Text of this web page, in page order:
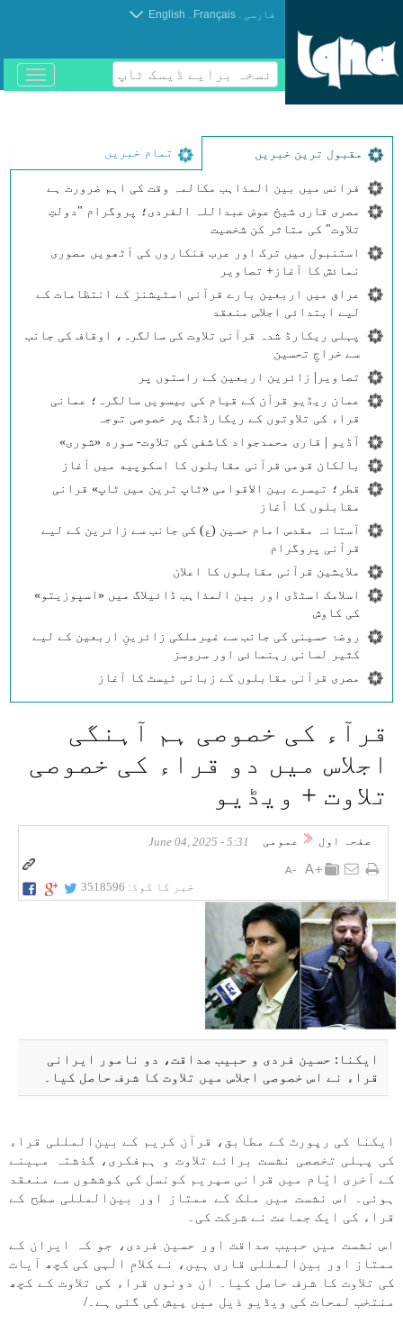
فارسی .
Français
.
English
نسخہ برایے ڈیسک ٹاپ
باز
و
مقبول ترین خبریں تمام خبریں
فرانس میں بین المذاہب مکالمہ وقت کی اہم ضرورت ہے
مصری قاری شیخ عوض عبداللہ الفردی؛ پروگرام "دولتِ
تلاوت" کی متاثر کن شخصیت
استنبول میں ترک اور عرب فنکاروں کی آٹھویں مصوری
نمائش کا آغاز+ تصاویر
عراق میں اربعین بارے قرآنی اسٹیشنز کے انتظامات کے
لیے ابتدائی اجلاس منعقد
پہلی ریکارڈ شدہ قرآنی تلاوت کی سالگرہ، اوقاف کی جانب
سے خراجِ تحسین
تصاویر| زائرین اربعین کے راستوں پر
عمان ریڈیو قرآن کے قیام کی بیسویں سالگرہ؛ عمانی
قراء کی تلاوتوں کے ریکارڈنگ پر خصوصی توجہ
آڈیو | قاری محمدجواد کاشفی کی تلاوت- سوره‌‌ «شوری»
بالکان قومی قرآنی مقابلوں کا اسکوپیه میں آغاز
قطر؛ تیسرے بین الاقوامی «ٹاپ ترین میں ٹاپ» قرانی
مقابلوں کا آغاز
آستانہ مقدس امام حسین (ع) کی جانب سے زائرین کے لیے
قرآنی پروگرام
ملایشین قرآنی مقابلوں کا اعلان
اسلامک اسٹڈی اور بین المذاہب ڈائیلاگ میں «اسپوزیتو»
کی کاوش
روضۂ حسینی کی جانب سے غیرملکی زائرینِ اربعین کے لیے
کثیر لسانی رہنمائی اور سروسز
مصری قرآنی مقابلوں کے زبانی ٹیسٹ کا آغاز
قرآء کی خصوصی ہم آہنگی
اجلاس میں دو قراء کی خصوصی
تلاوت + ویڈیو
صفحہ اول عمومی 5:31 - June 04, 2025
خبر کا کوڈ: 3518596
ایکنا: حسین فردی و حبیب صداقت، دو نامور ایرانی
قراء نے اس خصوصی اجلاس میں تلاوت کا شرف حاصل کیا۔
ایکنا کی رپورٹ کے مطابق، قرآن کریم کے بین‌المللی قراء
کی پہلی تخصصی نشست برائے تلاوت و ہم‌فکری، گذشتہ مہینے
کے آخری ایّام میں قرانی سپریم کونسل کی کوششوں سے منعقد
ہوئی۔ اس نشست میں ملک کے ممتاز اور بین‌المللی سطح کے
قراء کی ایک جماعت نے شرکت کی۔
اس نشست میں حبیب صداقت اور حسین فردی، جو کہ ایران کے
ممتاز اور بین‌المللی قاری ہیں، نے کلامِ الٰہی کی کچھ آیات
کی تلاوت کا شرف حاصل کیا۔ ان دونوں قراء کی تلاوت کے کچھ
منتخب لمحات کی ویڈیو ذیل میں پیش کی گئی ہے۔/